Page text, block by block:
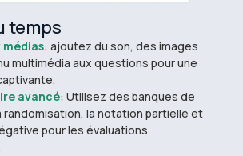
temps
: ajoutez du son, des images
multimédia aux questions pour une
avancé: Utilisez des banques de
randomisation, la notation partielle et
pour les évaluations